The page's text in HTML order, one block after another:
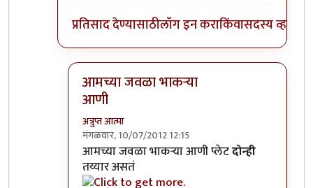
प्रतिसाद देण्यासाठीलॉग इन कराकिंवासदस्य व्हा
आमच्या जवळा भाकर्‍या
आणी
अत्रुप्त आत्मा
मंगळवार, 10/07/2012 12:15
In reply toच्यायला ! तुम्ही आधी प्रतिसाद
आमच्या जवळा भाकर्‍या आणी प्लेटदोन्ही
तय्यार असतं